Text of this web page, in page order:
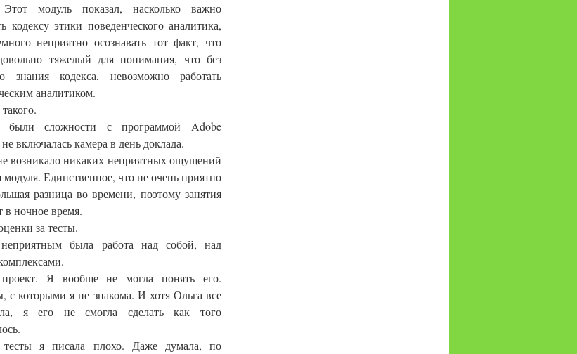
Этот модуль показал, насколько важно
кодексу этики поведенческого аналитика,
неприятно осознавать тот факт, что
тяжелый для понимания, что без
знания кодекса, невозможно работать
аналитиком.
были сложности с программой Adobe
включалась камера в день доклада.
возникало никаких неприятных ощущений
модуля. Единственное, что не очень приятно
разница во времени, поэтому занятия
в ночное время.
за тесты.
была работа над собой, над
Я вообще не могла понять его.
с которыми я не знакома. И хотя Ольга все
я его не смогла сделать как того
я писала плохо. Даже думала, по